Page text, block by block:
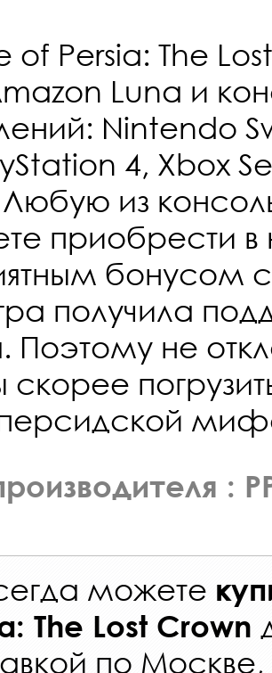
of Persia: The
Luna и
Nintendo
4, Xbox
из
приобрести
бонусом
получила
Поэтому не
скорее
:
можете
The Lost Crown
по